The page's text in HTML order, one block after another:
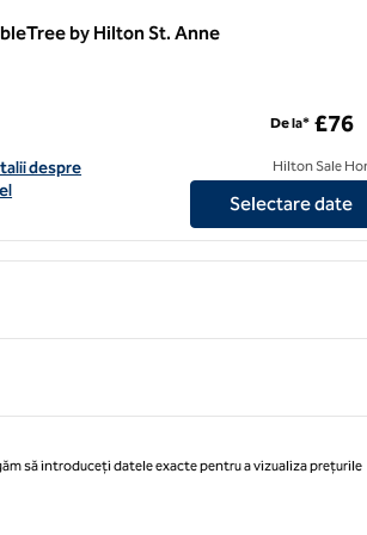
by Hilton St. Anne
hotelului DoubleTree by Hilton St. Anne's
despre
De la* £76
Hilton Sale
Selectare date
să introduceți datele exacte pentru a vizualiza prețurile